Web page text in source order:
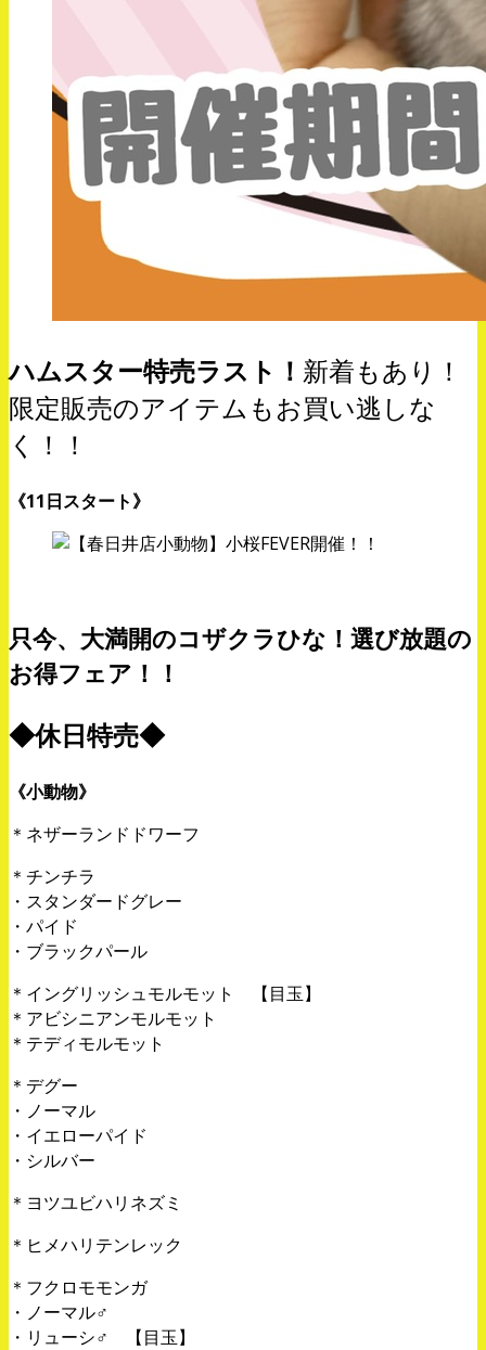
ハムスター特売ラスト！ 新着もあり！
限定販売のアイテムもお買い逃しな
く！！
《11日スタート》
只今、大満開のコザクラひな！選び放題の
お得フェア！！
◆休日特売◆
《小動物》
＊ネザーランドドワーフ
＊チンチラ
・スタンダードグレー
・パイド
・ブラックパール
＊イングリッシュモルモット 【目玉】
＊アビシニアンモルモット
＊テディモルモット
＊デグー
・ノーマル
・イエローパイド
・シルバー
＊ヨツユビハリネズミ
＊ヒメハリテンレック
＊フクロモモンガ
・ノーマル♂
・リューシ♂ 【目玉】